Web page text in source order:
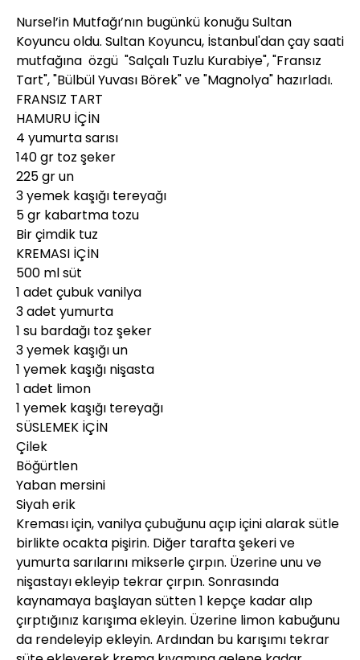
Nursel’in Mutfağı’nın bugünkü konuğu Sultan
Koyuncu oldu. Sultan Koyuncu, İstanbul'dan çay saati
mutfağına özgü "Salçalı Tuzlu Kurabiye", "Fransız
Tart", "Bülbül Yuvası Börek" ve "Magnolya" hazırladı.
FRANSIZ TART
HAMURU İÇİN
4 yumurta sarısı
140 gr toz şeker
225 gr un
3 yemek kaşığı tereyağı
5 gr kabartma tozu
Bir çimdik tuz
KREMASI İÇİN
500 ml süt
1 adet çubuk vanilya
3 adet yumurta
1 su bardağı toz şeker
3 yemek kaşığı un
1 yemek kaşığı nişasta
1 adet limon
1 yemek kaşığı tereyağı
SÜSLEMEK İÇİN
Çilek
Böğürtlen
Yaban mersini
Siyah erik
Kreması için, vanilya çubuğunu açıp içini alarak sütle
birlikte ocakta pişirin. Diğer tarafta şekeri ve
yumurta sarılarını mikserle çırpın. Üzerine unu ve
nişastayı ekleyip tekrar çırpın. Sonrasında
kaynamaya başlayan sütten 1 kepçe kadar alıp
çırptığınız karışıma ekleyin. Üzerine limon kabuğunu
da rendeleyip ekleyin. Ardından bu karışımı tekrar